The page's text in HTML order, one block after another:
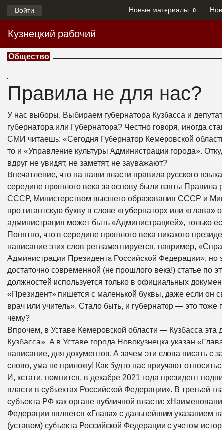
Войти Новые материалы 0
Кузнецкий рабочий
Общество
Правила не для нас?
У нас выборы. Выбираем губернатора Кузбасса и
губернатора или Губернатора? Честно говоря, иногда
СМИ читаешь: «Сегодня Губернатор Кемеровской
то и «Управление культуры Администрации города».
вдруг не увидят, не заметят, не зауважают?
Впечатление, что на наши власти правила русского
середине прошлого века за основу были взяты
СССР, Министерством высшего образования СССР и
про гигантскую букву в слове «губернатор» или
администрация может быть «Администрацией», только
Понятно, что в середине прошлого века никакого
написание этих слов регламентируется, например,
Администрации Президента Российской Федерации», но
достаточно современной (не прошлого века!) статье по
должностей используется только в официальных
«Президент» пишется с маленькой буквы, даже если он
врач или учитель». Стало быть, и губернатор — это
чему?
Впрочем, в Уставе Кемеровской области — Кузбасса эта
Кузбасса». А в Уставе города Новокузнецка указан
написание, для документов. А зачем эти слова писать
слово, ума не приложу! Как будто нас приучают
И, кстати, помнится, в декабре 2021 года президент
власти в субъектах Российской Федерации». В третьей
субъекта РФ как органе публичной власти:
Федерации является «Глава» с дальнейшим указанием
(уставом) субъекта Российской Федерации с учетом